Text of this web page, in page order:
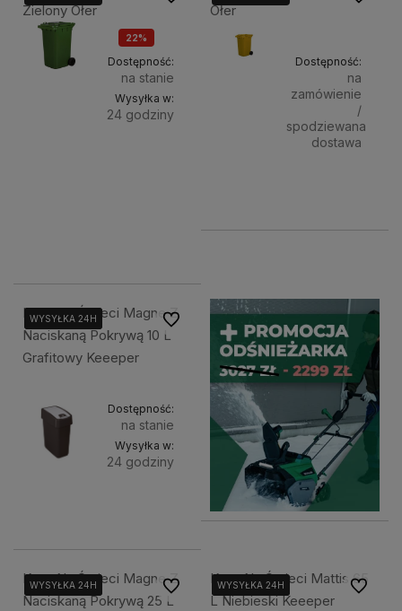
Zielony Ołer
22%
OKAZJA
Dostępność:
na stanie
Wysyłka w:
24 godziny
Ołer
Dostępność:
na
zamówienie
/
spodziewana
dostawa
Kosz Na Śmieci Magne Z
Naciskaną Pokrywą 10 L
Grafitowy Keeeper
WYSYŁKA 24H
WYSYŁKA 24H
WYSYŁKA 24H
Dostępność:
na stanie
Wysyłka w:
24 godziny
Do ulubionych
Kosz Na Śmieci Magne Z
Naciskaną Pokrywą 25 L
WYSYŁKA 24H
WYSYŁKA 24H
WYSYŁKA 24H Do ulubionychKosz Na Śmieci Mattis 65
L Niebieski Keeeper
WYSYŁKA 24H
WYSYŁKA 24H
WYSYŁKA 24H Do